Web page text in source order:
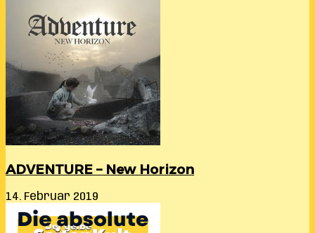
ADVENTURE – New Horizon
14. Februar 2019